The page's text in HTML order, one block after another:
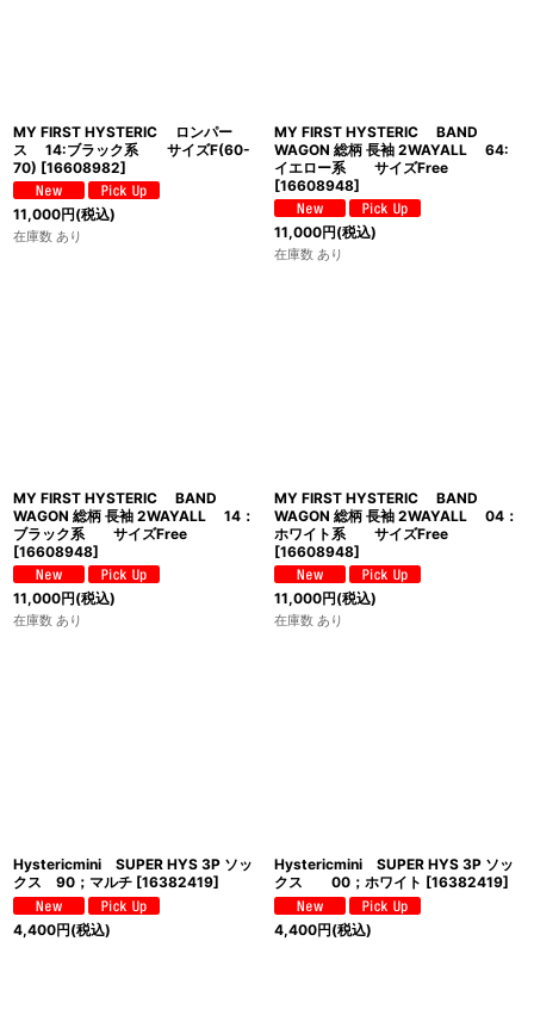
MY FIRST HYSTERIC ロンパー
ス 14:ブラック系 サイズF(60-
70) [16608982]
11,000円(税込)
在庫数 あり
MY FIRST HYSTERIC BAND
WAGON 総柄 長袖 2WAYALL 64:
イエロー系 サイズFree
[16608948]
11,000円(税込)
在庫数 あり
MY FIRST HYSTERIC BAND
WAGON 総柄 長袖 2WAYALL 14：
ブラック系 サイズFree
[16608948]
11,000円(税込)
在庫数 あり
MY FIRST HYSTERIC BAND
WAGON 総柄 長袖 2WAYALL 04：
ホワイト系 サイズFree
[16608948]
11,000円(税込)
在庫数 あり
Hystericmini SUPER HYS 3P ソッ
クス 90；マルチ [16382419]
4,400円(税込)
Hystericmini SUPER HYS 3P ソッ
クス 00；ホワイト [16382419]
4,400円(税込)